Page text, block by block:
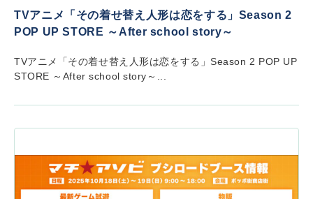
TVアニメ「その着せ替え人形は恋をする」Season 2
POP UP STORE ～After school story～
TVアニメ「その着せ替え人形は恋をする」Season 2 POP UP
STORE ～After school story～...